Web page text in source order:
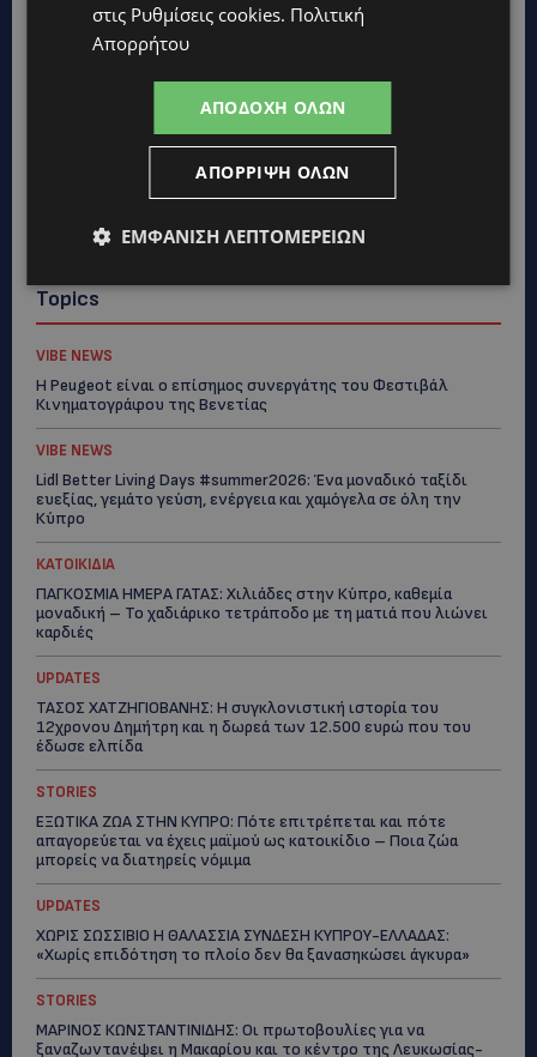
Topics
VIBE NEWS
Η Peugeot είναι ο επίσημος συνεργάτης του Φεστιβάλ
Κινηματογράφου της Βενετίας
VIBE NEWS
Lidl Better Living Days #summer2026: Ένα μοναδικό ταξίδι
ευεξίας, γεμάτο γεύση, ενέργεια και χαμόγελα σε όλη την
Κύπρο
ΚΑΤΟΙΚΙΔΙΑ
ΠΑΓΚΟΣΜΙΑ ΗΜΕΡΑ ΓΑΤΑΣ: Χιλιάδες στην Κύπρο, καθεμία
μοναδική – Το χαδιάρικο τετράποδο με τη ματιά που λιώνει
καρδιές
UPDATES
ΤΑΣΟΣ ΧΑΤΖΗΓΙΟΒΑΝΗΣ: Η συγκλονιστική ιστορία του
12χρονου Δημήτρη και η δωρεά των 12.500 ευρώ που του
έδωσε ελπίδα
STORIES
ΕΞΩΤΙΚΑ ΖΩΑ ΣΤΗΝ ΚΥΠΡΟ: Πότε επιτρέπεται και πότε
απαγορεύεται να έχεις μαϊμού ως κατοικίδιο – Ποια ζώα
μπορείς να διατηρείς νόμιμα
UPDATES
ΧΩΡΙΣ ΣΩΣΣΙΒΙΟ Η ΘΑΛΑΣΣΙΑ ΣΥΝΔΕΣΗ ΚΥΠΡΟΥ-ΕΛΛΑΔΑΣ:
«Χωρίς επιδότηση το πλοίο δεν θα ξανασηκώσει άγκυρα»
STORIES
ΜΑΡΙΝΟΣ ΚΩΝΣΤΑΝΤΙΝΙΔΗΣ: Οι πρωτοβουλίες για να
ξαναζωντανέψει η Μακαρίου και το κέντρο της Λευκωσίας-
στις Ρυθμίσεις cookies. Πολιτική
Απορρήτου
ΑΠΟΔΟΧΉ ΌΛΩΝ
ΑΠΌΡΡΙΨΗ ΌΛΩΝ
ΕΜΦΆΝΙΣΗ ΛΕΠΤΟΜΕΡΕΙΏΝ